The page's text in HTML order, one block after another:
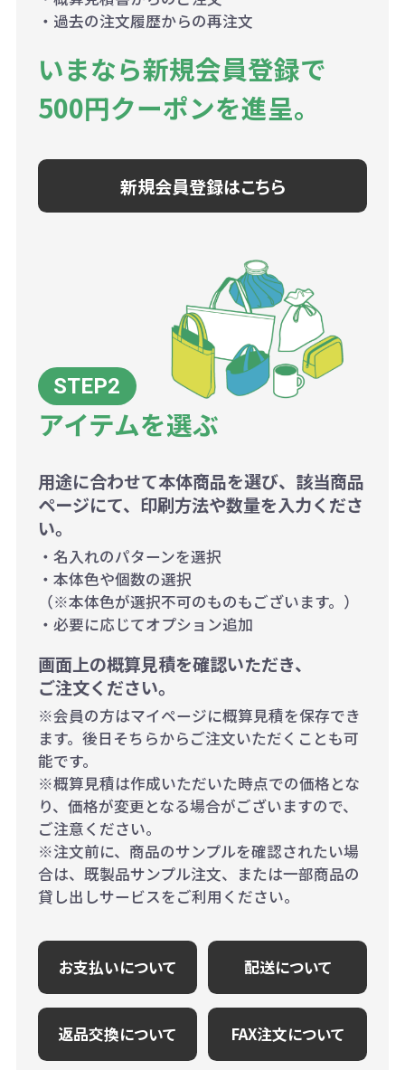
・過去の注文履歴からの再注文
いまなら新規会員登録で
500円クーポンを進呈。
新規会員登録はこちら
アイテムを選ぶ
用途に合わせて本体商品を選び、該当商品
ページにて、印刷方法や数量を入力くださ
い。
・名入れのパターンを選択
・本体色や個数の選択
（※本体色が選択不可のものもございます。）
・必要に応じてオプション追加
画面上の概算見積を確認いただき、
ご注文ください。
※会員の方はマイページに概算見積を保存でき
ます。後日そちらからご注文いただくことも可
能です。
※概算見積は作成いただいた時点での価格とな
り、価格が変更となる場合がございますので、
ご注意ください。
※注文前に、商品のサンプルを確認されたい場
合は、既製品サンプル注文、または一部商品の
貸し出しサービスをご利用ください。
お支払いについて 配送について
返品交換について FAX注文について